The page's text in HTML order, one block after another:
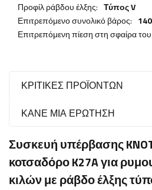
Προφίλ ράβδου έλξης: Τύπος V
Επιτρεπόμενο συνολικό βάρος:
Επιτρεπόμενη πίεση στη σφαίρα
ΚΡΙΤΙΚΈΣ ΠΡΟΪΌΝΤΩΝ
ΚΆΝΕ ΜΙΑ ΕΡΏΤΗΣΗ
Συσκευή υπέρβασης
κοτσαδόρο K27A για
κιλών με ράβδο έλξης